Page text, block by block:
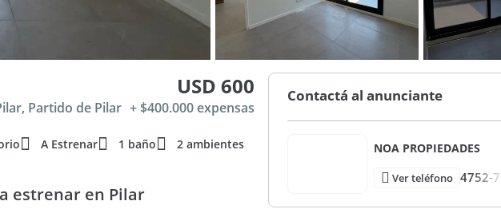
USD 600
Partido de Pilar + $400.000 expensas
A Estrenar 1 baño
2 ambientes
estrenar en Pilar
Contactá al anunciante
NOA PROPIEDADES
Ver teléfono 4752-73